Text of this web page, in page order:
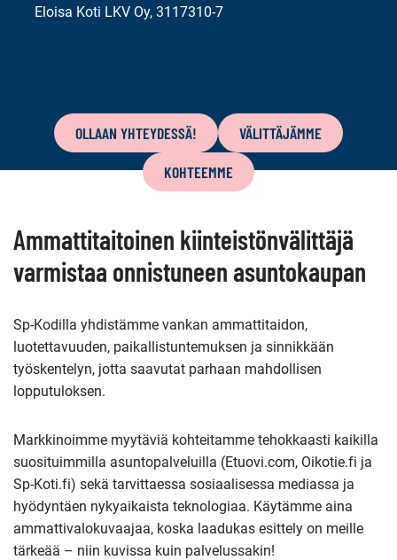
Eloisa Koti LKV Oy, 3117310-7
sisältö
OLLAAN YHTEYDESSÄ!
VÄLITTÄJÄMME
KOHTEEMME
Ammattitaitoinen kiinteistönvälittäjä
varmistaa onnistuneen asuntokaupan
Sp-Kodilla yhdistämme vankan ammattitaidon,
luotettavuuden, paikallistuntemuksen ja sinnikkään
työskentelyn, jotta saavutat parhaan mahdollisen
lopputuloksen.
Markkinoimme myytäviä kohteitamme tehokkaasti kaikilla
suosituimmilla asuntopalveluilla (Etuovi.com, Oikotie.fi ja
Sp-Koti.fi) sekä tarvittaessa sosiaalisessa mediassa ja
hyödyntäen nykyaikaista teknologiaa. Käytämme aina
ammattivalokuvaajaa, koska laadukas esittely on meille
tärkeää – niin kuvissa kuin palvelussakin!